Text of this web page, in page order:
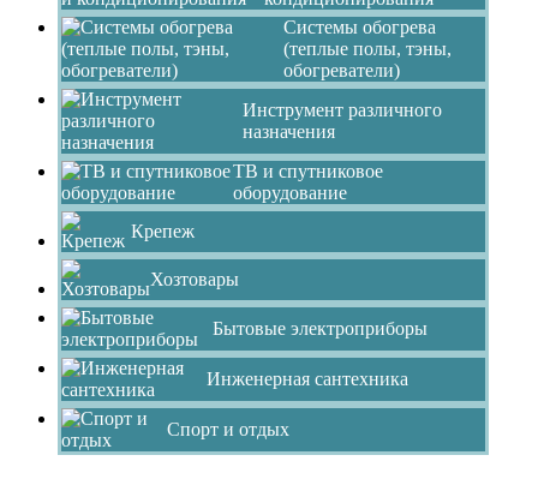
Системы обогрева
(теплые полы, тэны,
обогреватели)
Инструмент различного
назначения
ТВ и спутниковое
оборудование
Крепеж
Хозтовары
Бытовые электроприборы
Инженерная сантехника
Спорт и отдых